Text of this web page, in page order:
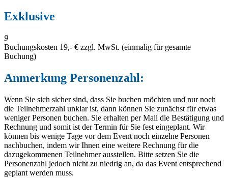
Exklusive
9
Buchungskosten 19,- € zzgl. MwSt. (einmalig für gesamte
Buchung)
Anmerkung Personenzahl:
Wenn Sie sich sicher sind, dass Sie buchen möchten und nur noch
die Teilnehmerzahl unklar ist, dann können Sie zunächst für etwas
weniger Personen buchen. Sie erhalten per Mail die Bestätigung und
Rechnung und somit ist der Termin für Sie fest eingeplant. Wir
können bis wenige Tage vor dem Event noch einzelne Personen
nachbuchen, indem wir Ihnen eine weitere Rechnung für die
dazugekommenen Teilnehmer ausstellen. Bitte setzen Sie die
Personenzahl jedoch nicht zu niedrig an, da das Event entsprechend
geplant werden muss.